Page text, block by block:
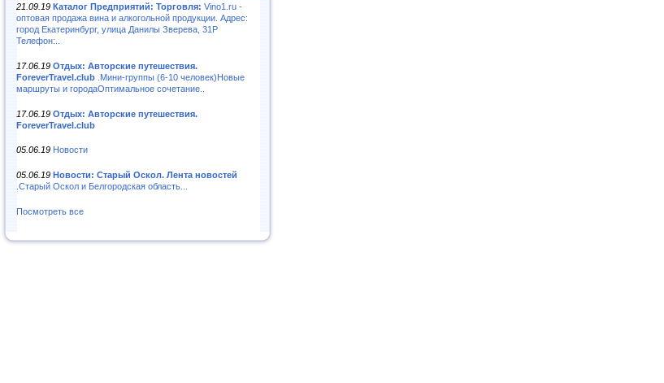
21.09.19 Каталог Предприятий: Торговля: Vino1.ru -
оптовая продажа вина и алкогольной продукции. Адрес:
город Екатеринбург, улица Данилы Зверева, 31Р
Телефон:..
17.06.19 Отдых: Авторские путешествия.
ForeverTravel.club .Мини-группы (6-10 человек)Новые
маршруты и городаОптимальное сочетание..
17.06.19 Отдых: Авторские путешествия.
ForeverTravel.club
05.06.19 Новости
05.06.19 Новости: Старый Оскол. Лента новостей
.Старый Оскол и Белгородская область...
Посмотреть все